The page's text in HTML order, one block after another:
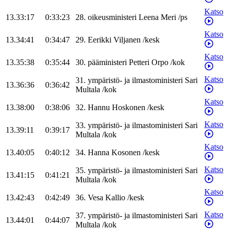
13.33:17 0:33:23 28. oikeusministeri Leena Meri /ps
Katso
13.34:41 0:34:47 29. Eerikki Viljanen /kesk
Katso
13.35:38 0:35:44 30. pääministeri Petteri Orpo /kok
Katso
13.36:36 0:36:42
31. ympäristö- ja ilmastoministeri Sari
Multala /kok
Katso
13.38:00 0:38:06 32. Hannu Hoskonen /kesk
Katso
13.39:11 0:39:17
33. ympäristö- ja ilmastoministeri Sari
Multala /kok
Katso
13.40:05 0:40:12 34. Hanna Kosonen /kesk
Katso
13.41:15 0:41:21
35. ympäristö- ja ilmastoministeri Sari
Multala /kok
Katso
13.42:43 0:42:49 36. Vesa Kallio /kesk
Katso
13.44:01 0:44:07
37. ympäristö- ja ilmastoministeri Sari
Multala /kok
Katso